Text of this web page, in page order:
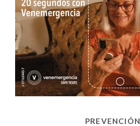
PREVENCIÓN